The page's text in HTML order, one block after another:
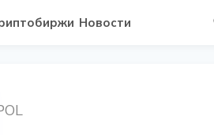
Новости